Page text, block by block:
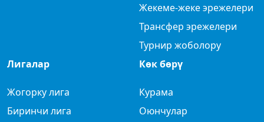
Жекеме-жеке эрежелери
Трансфер эрежелери
Турнир жоболору
Лигалар
Жогорку лига
Биринчи лига
Көк бөрү
Курама
Оюнчулар